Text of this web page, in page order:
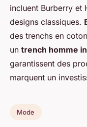
incluent Burberry et
designs classiques.
des trenchs en
un trench homme
garantissent des
marquent un
Mode